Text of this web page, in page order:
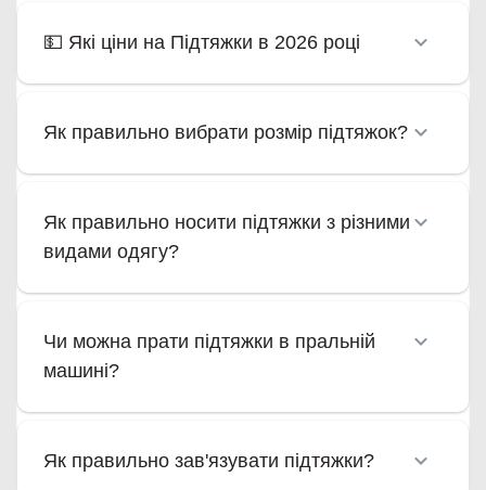
💵 Які ціни на Підтяжки в 2026 році
Як правильно вибрати розмір підтяжок?
Як правильно носити підтяжки з різними
видами одягу?
Чи можна прати підтяжки в пральній
машині?
Як правильно зав'язувати підтяжки?